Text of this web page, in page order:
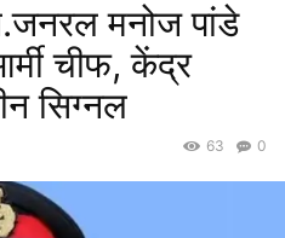
मनोज पांडे
चीफ, केंद्र
सिग्नल
0
63